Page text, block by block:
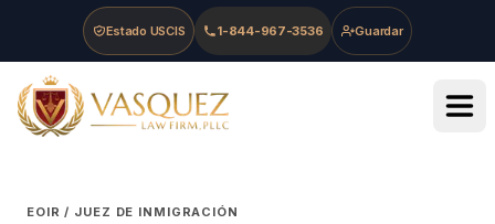
Skip to main content
Skip to navigation
Skip to footer
Estado USCIS 1-844-967-3536 Guardar
Vasquez Law Firm - Home
EOIR / JUEZ DE INMIGRACIÓN